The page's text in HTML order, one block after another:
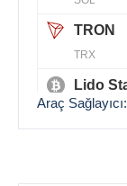
Araç Sağlayıcı: